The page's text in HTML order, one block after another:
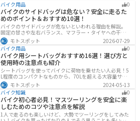
バイク用品 0
バイクのサイドバッグは危ない？安全に走るた
めのポイント＆おすすめ10選！
バイクのサイドバッグが危ないといわれる理由を解説。
固定の甘さや左右バランス、マフラー・タイヤへの干
渉、横幅の変化など安全上の注意点に加え、メリット・
デメリット、容量・素材・防水性を踏まえた選び方、お
すすめのサイドバッグ10選を紹介します。
モトスポット
2026-07-29
バイク用品
0
バイク用シートバッグおすすめ16選！選び方と
使用時の注意点も紹介
シートバッグを使ってバイクに荷物を乗せたい人必見！5
L程度のコンパクトなものから、70Lを超える大容量サイ
ズまでシートバッグは種類が豊富です。用途に合わせて
選べば今よりもっと快適に荷物を運ぶことができます。
この記事でバッグの種類や選び方、オススメ商品を紹介
します。
モトスポット
2024-05-13
バイク知識
0
バイク初心者必見！マスツーリングを安全に楽
しむためのコツや注意点を解説
1人で走るのも楽しいけど、大勢でツーリングをしてみた